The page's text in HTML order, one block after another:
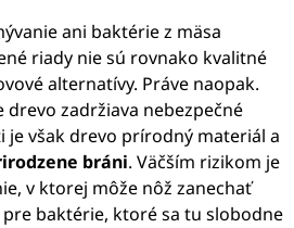
ani baktérie z mäsa
riady nie sú rovnako kvalitné
alternatívy. Práve naopak.
drevo zadržiava nebezpečné
je však drevo prírodný materiál a
bráni. Väčším rizikom je
v ktorej môže nôž zanechať
baktérie, ktoré sa tu slobodne